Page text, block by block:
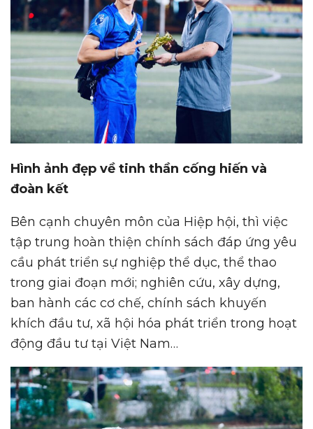
Hình ảnh đẹp về tinh thần cống hiến và
đoàn kết
Bên cạnh chuyên môn của Hiệp hội, thì việc
tập trung hoàn thiện chính sách đáp ứng yêu
cầu phát triển sự nghiệp thể dục, thể thao
trong giai đoạn mới; nghiên cứu, xây dựng,
ban hành các cơ chế, chính sách khuyến
khích đầu tư, xã hội hóa phát triển trong hoạt
động đầu tư tại Việt Nam…